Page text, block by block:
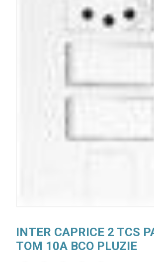
INTER CAPRICE 2 TCS
TOM 10A BCO PLUZIE